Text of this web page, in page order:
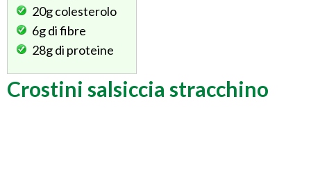
20gcolesterolo
6gdi fibre
28gdi proteine
Crostini salsiccia stracchino